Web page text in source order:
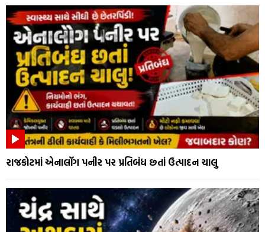
રાજકોટમાં એનાલૉગ પનીર પર પ્રતિબંધ છતાં ઉત્પાદન ચાલુ